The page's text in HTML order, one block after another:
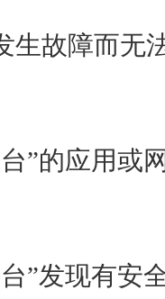
故障而无
”的应用或
”发现有安